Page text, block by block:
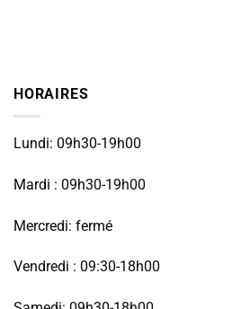
HORAIRES
Lundi: 09h30-19h00
Mardi : 09h30-19h00
Mercredi: fermé
Vendredi : 09:30-18h00